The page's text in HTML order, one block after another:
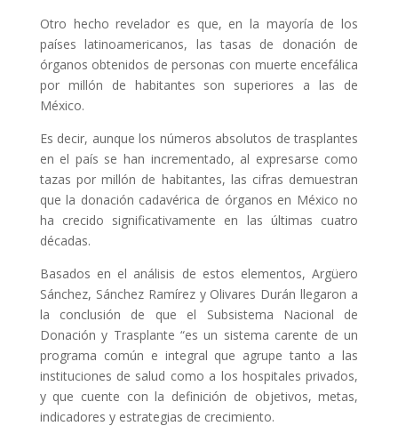
Otro hecho revelador es que, en la mayoría de los
países latinoamericanos, las tasas de donación de
órganos obtenidos de personas con muerte encefálica
por millón de habitantes son superiores a las de
México.
Es decir, aunque los números absolutos de trasplantes
en el país se han incrementado, al expresarse como
tazas por millón de habitantes, las cifras demuestran
que la donación cadavérica de órganos en México no
ha crecido significativamente en las últimas cuatro
décadas.
Basados en el análisis de estos elementos, Argüero
Sánchez, Sánchez Ramírez y Olivares Durán llegaron a
la conclusión de que el Subsistema Nacional de
Donación y Trasplante “es un sistema carente de un
programa común e integral que agrupe tanto a las
instituciones de salud como a los hospitales privados,
y que cuente con la definición de objetivos, metas,
indicadores y estrategias de crecimiento.